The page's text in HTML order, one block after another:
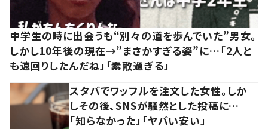
中学生の時に出会うも“別々の道を歩んでいた”男女。
しかし10年後の現在→”まさかすぎる姿”に…「2人と
も遠回りしたんだね」「素敵過ぎる」
スタバでワッフルを注文した女性。しか
しその後、SNSが騒然とした投稿に…
「知らなかった」「ヤバい安い」